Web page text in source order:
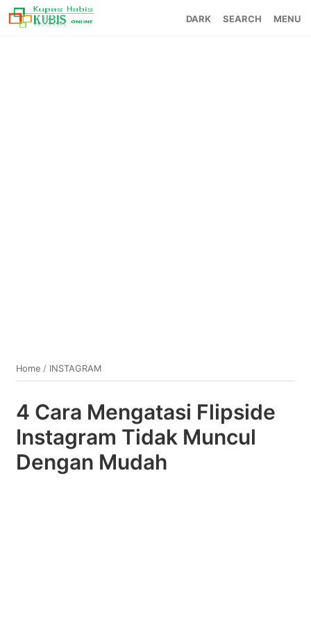
SEARCH MENU
Home / INSTAGRAM
4 Cara Mengatasi Flipside
Instagram Tidak Muncul
Dengan Mudah